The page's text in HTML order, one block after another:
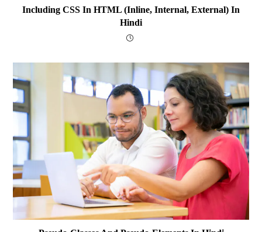
Including CSS In HTML (Inline, Internal, External) In
Hindi